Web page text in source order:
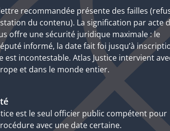
recommandée présente des failles
du contenu). La signification par acte
offre une sécurité juridique maximale : le
informé, la date fait foi jusqu’à
est incontestable. Atlas Justice intervient
et dans le monde entier.
est le seul officier public compétent pour
avec une date certaine.